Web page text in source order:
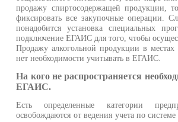
продажу спиртосодержащей продукции,
фиксировать все закупочные операции.
понадобится установка специальных
подключение ЕГАИС для того, чтобы
Продажу алкогольной продукции в местах
нет необходимости учитывать в ЕГАИС.
На кого не распространяется
ЕГАИС.
Есть определенные категории
освобождаются от ведения учета по